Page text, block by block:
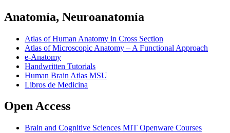
Anatomía, Neuroanatomía
Atlas of Human Anatomy in Cross Section
Atlas of Microscopic Anatomy – A Functional Approach
e-Anatomy
Handwritten Tutorials
Human Brain Atlas MSU
Libros de Medicina
Open Access
Brain and Cognitive Sciences MIT Openware Courses